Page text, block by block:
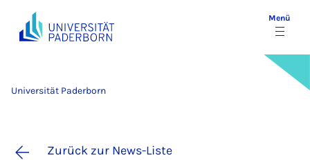
Menü
Universität Paderborn
Zurück zur News-Liste